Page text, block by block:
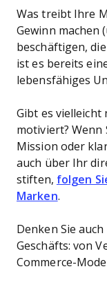
Was treibt Ihre
Gewinn machen
beschäftigen,
ist es bereits
lebensfähiges
Gibt es vielleicht
motiviert? Wenn
Mission oder
auch über Ihr
stiften, folgen
Marken.
Denken Sie
Geschäfts: von
Commerce-